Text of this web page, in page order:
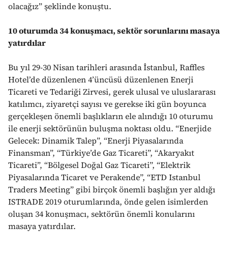
olacağız” şeklinde konuştu.
10 oturumda 34 konuşmacı, sektör sorunlarını masaya
yatırdılar
Bu yıl 29-30 Nisan tarihleri arasında İstanbul, Raffles
Hotel’de düzenlenen 4’üncüsü düzenlenen Enerji
Ticareti ve Tedariği Zirvesi, gerek ulusal ve uluslararası
katılımcı, ziyaretçi sayısı ve gerekse iki gün boyunca
gerçekleşen önemli başlıkların ele alındığı 10 oturumu
ile enerji sektörünün buluşma noktası oldu. “Enerjide
Gelecek: Dinamik Talep”, “Enerji Piyasalarında
Finansman”, “Türkiye’de Gaz Ticareti”, “Akaryakıt
Ticareti”, “Bölgesel Doğal Gaz Ticareti”, “Elektrik
Piyasalarında Ticaret ve Perakende”, “ETD Istanbul
Traders Meeting” gibi birçok önemli başlığın yer aldığı
ISTRADE 2019 oturumlarında, önde gelen isimlerden
oluşan 34 konuşmacı, sektörün önemli konularını
masaya yatırdılar.